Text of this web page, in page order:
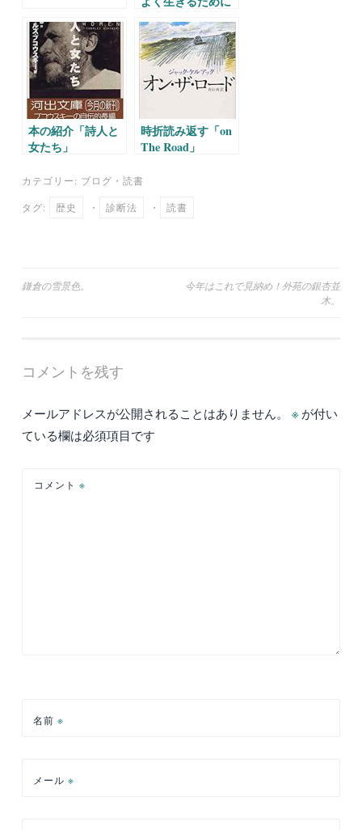
転職について。
本の紹介「詩人と
女たち」
時折読み返す「on
The Road」
カテゴリー: ブログ ・ 読書
タグ: 歴史 ・ 診断法 ・ 読書
投
ー
シ
ン
鎌倉の雪景色。
今年はこれで見納め！外苑の銀杏並
木。
コメントを残す
メールアドレスが公開されることはありません。 ※ が付い
ている欄は必須項目です
コメント ※
名前 ※
メール ※